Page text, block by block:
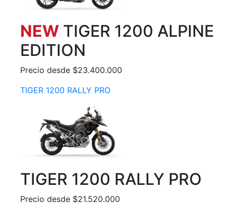
NEW TIGER 1200 ALPINE
EDITION
Precio desde $23.400.000
TIGER 1200 RALLY PRO
TIGER 1200 RALLY PRO
Precio desde $21.520.000